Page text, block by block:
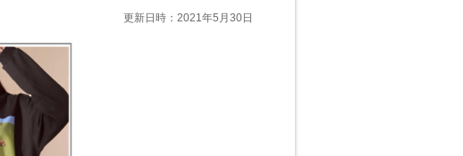
更新日時：2021年5月30日